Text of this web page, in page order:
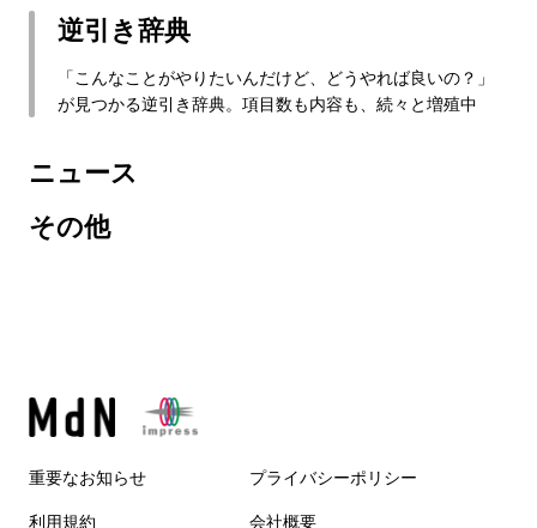
逆引き辞典
「こんなことがやりたいんだけど、どうやれば良いの？」
が見つかる逆引き辞典。項目数も内容も、続々と増殖中
ニュース
その他
重要なお知らせ プライバシーポリシー
利用規約 会社概要